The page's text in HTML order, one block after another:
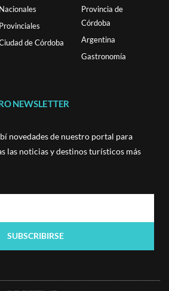
Nacionales
Provinciales
de Córdoba
Provincia de
Córdoba
Argentina
Gastronomía
NEWSLETTER
novedades de nuestro portal para
las noticias y destinos turísticos más
SUBSCRIBIRSE